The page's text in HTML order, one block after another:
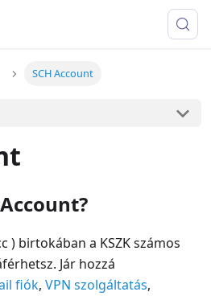
SCH Account
) birtokában a KSZK számos
Jár hozzá
fiók, VPN szolgáltatás,